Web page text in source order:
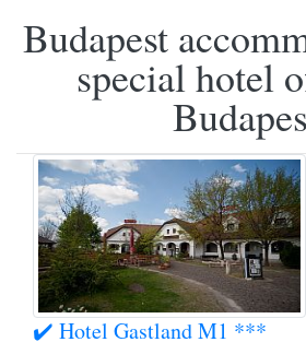
Budapest
special hotel
✔️ Hotel Gastland M1 ***